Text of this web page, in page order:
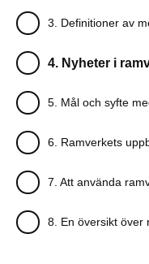
3. Definitioner av
4. Nyheter i
5. Mål och syfte
6. Ramverkets
7. Att använda
8. En översikt över